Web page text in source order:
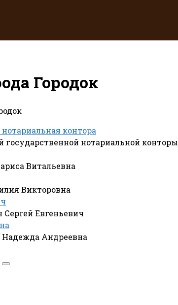
Городок
контора
государственной нотариальной конторы
Витальевна
Викторовна
Евгеньевич
Надежда Андреевна